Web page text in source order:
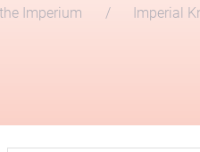
Imperium
Imperial